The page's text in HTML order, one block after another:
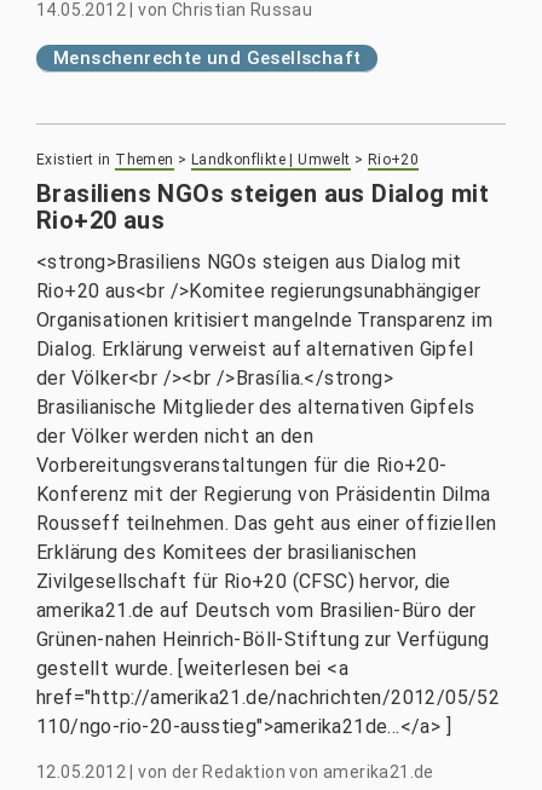
14.05.2012 |von Christian Russau
Menschenrechte und Gesellschaft
Existiert in Themen > Landkonflikte | Umwelt > Rio+20
Brasiliens NGOs steigen aus Dialog mit
Rio+20 aus
<strong>Brasiliens NGOs steigen aus Dialog mit
Rio+20 aus<br />Komitee regierungsunabhängiger
Organisationen kritisiert mangelnde Transparenz im
Dialog. Erklärung verweist auf alternativen Gipfel
der Völker<br /><br />Brasília.</strong>
Brasilianische Mitglieder des alternativen Gipfels
der Völker werden nicht an den
Vorbereitungsveranstaltungen für die Rio+20-
Konferenz mit der Regierung von Präsidentin Dilma
Rousseff teilnehmen. Das geht aus einer offiziellen
Erklärung des Komitees der brasilianischen
Zivilgesellschaft für Rio+20 (CFSC) hervor, die
amerika21.de auf Deutsch vom Brasilien-Büro der
Grünen-nahen Heinrich-Böll-Stiftung zur Verfügung
gestellt wurde. [weiterlesen bei <a
href="http://amerika21.de/nachrichten/2012/05/52
110/ngo-rio-20-ausstieg">amerika21de...</a> ]
12.05.2012 |von der Redaktion von amerika21.de